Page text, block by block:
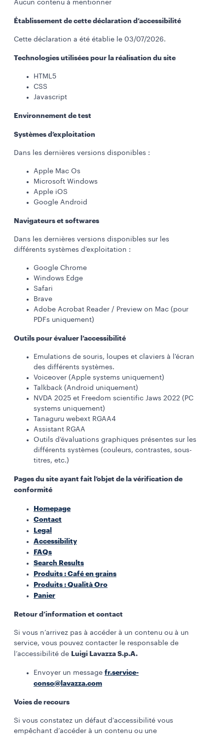
Aucun contenu à mentionner
Établissement de cette déclaration d’accessibilité
Cette déclaration a été établie le 03/07/2026.
Technologies utilisées pour la réalisation du site
HTML5
CSS
Javascript
Environnement de test
Systèmes d’exploitation
Dans les dernières versions disponibles :
Apple Mac Os
Microsoft Windows
Apple iOS
Google Android
Navigateurs et softwares
Dans les dernières versions disponibles sur les
différents systèmes d'exploitation :
Google Chrome
Windows Edge
Safari
Brave
Adobe Acrobat Reader / Preview on Mac (pour
PDFs uniquement)
Outils pour évaluer l’accessibilité
Emulations de souris, loupes et claviers à l'écran
des différents systèmes.
Voiceover (Apple systems uniquement)
Talkback (Android uniquement)
NVDA 2025 et Freedom scientific Jaws 2022 (PC
systems uniquement)
Tanaguru webext RGAA4
Assistant RGAA
Outils d’évaluations graphiques présentes sur les
différents systèmes (couleurs, contrastes, sous-
titres, etc.)
Pages du site ayant fait l’objet de la vérification de
conformité
Homepage
Contact
Legal
Accessibility
FAQs
Search Results
Produits : Café en grains
Produits : Qualità Oro
Panier
Retour d’information et contact
Si vous n’arrivez pas à accéder à un contenu ou à un
service, vous pouvez contacter le responsable de
l’accessibilité de Luigi Lavazza S.p.A.
Envoyer un message fr.service-
conso@lavazza.com
Voies de recours
Si vous constatez un défaut d’accessibilité vous
empêchant d’accéder à un contenu ou une